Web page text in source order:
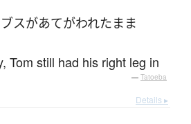
スがあてがわれたまま
Tom still had his right leg in
— Tatoeba
Details ▸